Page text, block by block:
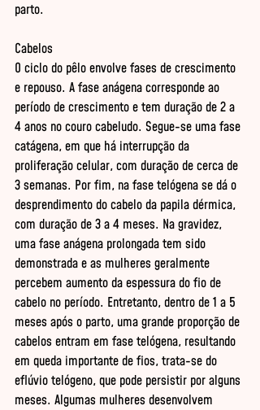
parto.
Cabelos
O ciclo do pêlo envolve fases de crescimento
e repouso. A fase anágena corresponde ao
período de crescimento e tem duração de 2 a
4 anos no couro cabeludo. Segue-se uma fase
catágena, em que há interrupção da
proliferação celular, com duração de cerca de
3 semanas. Por fim, na fase telógena se dá o
desprendimento do cabelo da papila dérmica,
com duração de 3 a 4 meses. Na gravidez,
uma fase anágena prolongada tem sido
demonstrada e as mulheres geralmente
percebem aumento da espessura do fio de
cabelo no período. Entretanto, dentro de 1 a 5
meses após o parto, uma grande proporção de
cabelos entram em fase telógena, resultando
em queda importante de fios, trata-se do
eflúvio telógeno, que pode persistir por alguns
meses. Algumas mulheres desenvolvem